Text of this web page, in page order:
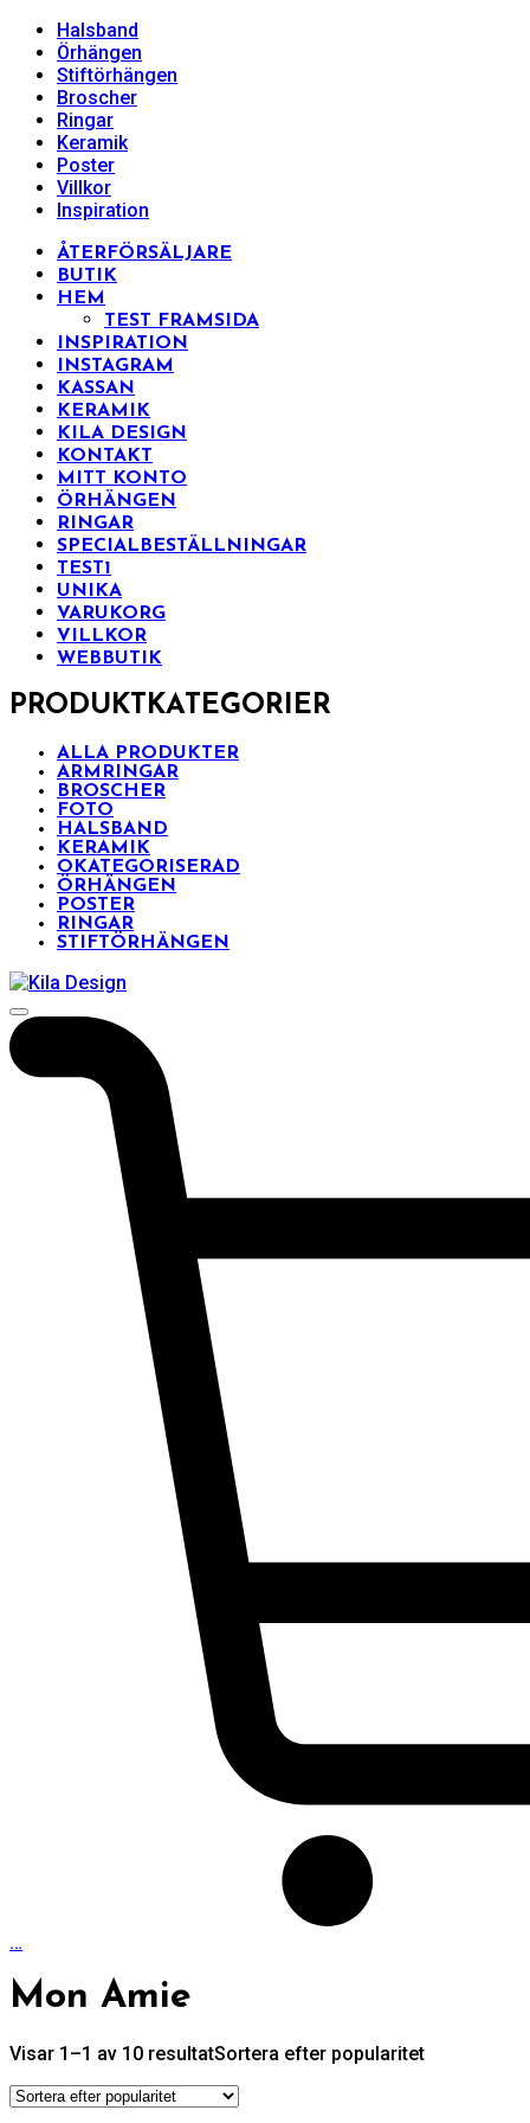
Halsband
Örhängen
Stiftörhängen
Broscher
Ringar
Keramik
Poster
Villkor
Inspiration
ÅTERFÖRSÄLJARE
BUTIK
HEM
TEST FRAMSIDA
INSPIRATION
INSTAGRAM
KASSAN
KERAMIK
KILA DESIGN
KONTAKT
MITT KONTO
ÖRHÄNGEN
RINGAR
SPECIALBESTÄLLNINGAR
TEST1
UNIKA
VARUKORG
VILLKOR
WEBBUTIK
PRODUKTKATEGORIER
ALLA PRODUKTER
ARMRINGAR
BROSCHER
FOTO
HALSBAND
KERAMIK
OKATEGORISERAD
ÖRHÄNGEN
POSTER
RINGAR
STIFTÖRHÄNGEN
…
Mon Amie
Visar 1–1 av 10 resultatSortera efter popularitet